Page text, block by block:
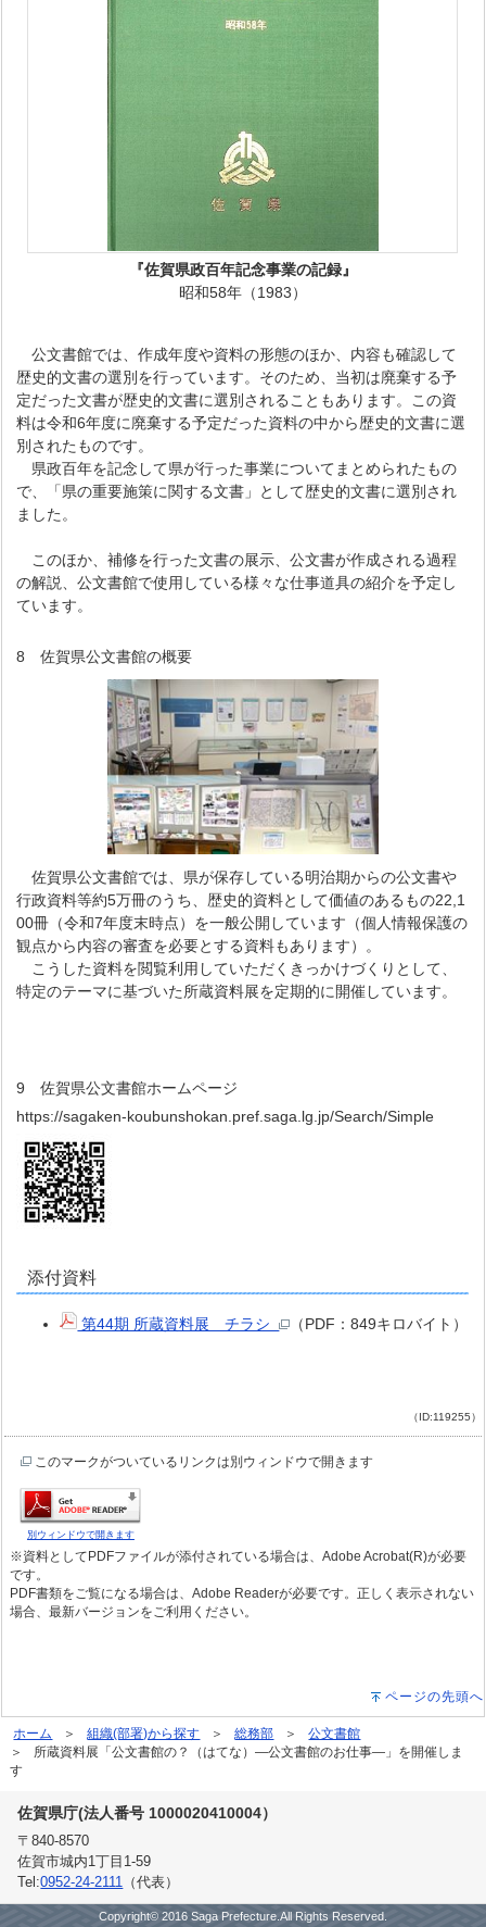
『佐賀県政百年記念事業の記録』
昭和58年（1983）
公文書館では、作成年度や資料の形態のほか、内容も確認して
歴史的文書の選別を行っています。そのため、当初は廃棄する予
定だった文書が歴史的文書に選別されることもあります。この資
料は令和6年度に廃棄する予定だった資料の中から歴史的文書に選
別されたものです。
県政百年を記念して県が行った事業についてまとめられたもの
で、「県の重要施策に関する文書」として歴史的文書に選別され
ました。
このほか、補修を行った文書の展示、公文書が作成される過程
の解説、公文書館で使用している様々な仕事道具の紹介を予定し
ています。
8 佐賀県公文書館の概要
佐賀県公文書館では、県が保存している明治期からの公文書や
行政資料等約5万冊のうち、歴史的資料として価値のあるもの22,1
00冊（令和7年度末時点）を一般公開しています（個人情報保護の
観点から内容の審査を必要とする資料もあります）。
こうした資料を閲覧利用していただくきっかけづくりとして、
特定のテーマに基づいた所蔵資料展を定期的に開催しています。
9 佐賀県公文書館ホームページ
https://sagaken-koubunshokan.pref.saga.lg.jp/Search/Simple
添付資料
第44期 所蔵資料展 チラシ （PDF：849キロバイト）
（ID:119255）
このマークがついているリンクは別ウィンドウで開きます
別ウィンドウで開きます
※資料としてPDFファイルが添付されている場合は、Adobe Acrobat(R)が必要
です。
PDF書類をご覧になる場合は、Adobe Readerが必要です。正しく表示されない
場合、最新バージョンをご利用ください。
ページの先頭へ
ホーム 組織(部署)から探す 総務部
公文書館
所蔵資料展「公文書館の？（はてな）―公文書館のお仕事―」を開催しま
す
佐賀県庁(法人番号 1000020410004）
〒840-8570
佐賀市城内1丁目1-59
Tel:0952-24-2111 （代表）
Copyright© 2016 Saga Prefecture.All Rights Reserved.